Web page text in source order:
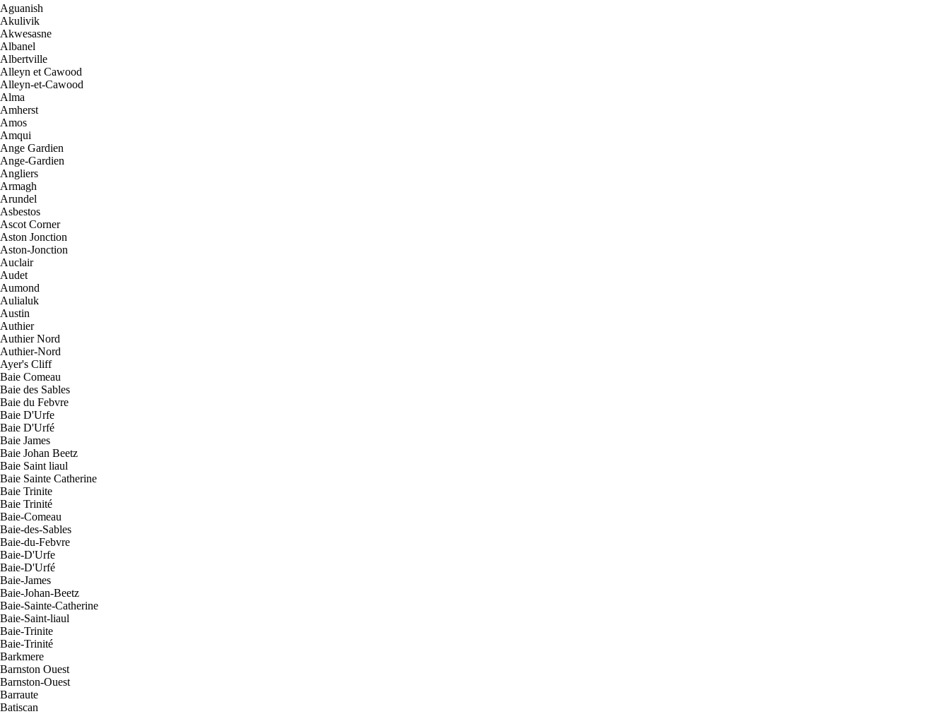
Aguanish
Akulivik
Akwesasne
Albanel
Albertville
Alleyn et Cawood
Alleyn-et-Cawood
Alma
Amherst
Amos
Amqui
Ange Gardien
Ange-Gardien
Angliers
Armagh
Arundel
Asbestos
Ascot Corner
Aston Jonction
Aston-Jonction
Auclair
Audet
Aumond
Aulialuk
Austin
Authier
Authier Nord
Authier-Nord
Ayer's Cliff
Baie Comeau
Baie des Sables
Baie du Febvre
Baie D'Urfe
Baie D'Urfé
Baie James
Baie Johan Beetz
Baie Saint liaul
Baie Sainte Catherine
Baie Trinite
Baie Trinité
Baie-Comeau
Baie-des-Sables
Baie-du-Febvre
Baie-D'Urfe
Baie-D'Urfé
Baie-James
Baie-Johan-Beetz
Baie-Sainte-Catherine
Baie-Saint-liaul
Baie-Trinite
Baie-Trinité
Barkmere
Barnston Ouest
Barnston-Ouest
Barraute
Batiscan